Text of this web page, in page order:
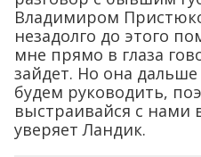
Владимиром
незадолго до этого
мне прямо в глаза
зайдет. Но она
будем руководить,
выстраивайся с нами
уверяет Ландик.